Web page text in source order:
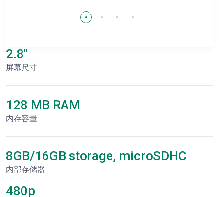
2.8"
屏幕尺寸
128 MB RAM
内存容量
8GB/16GB storage, microSDHC
内部存储器
480p